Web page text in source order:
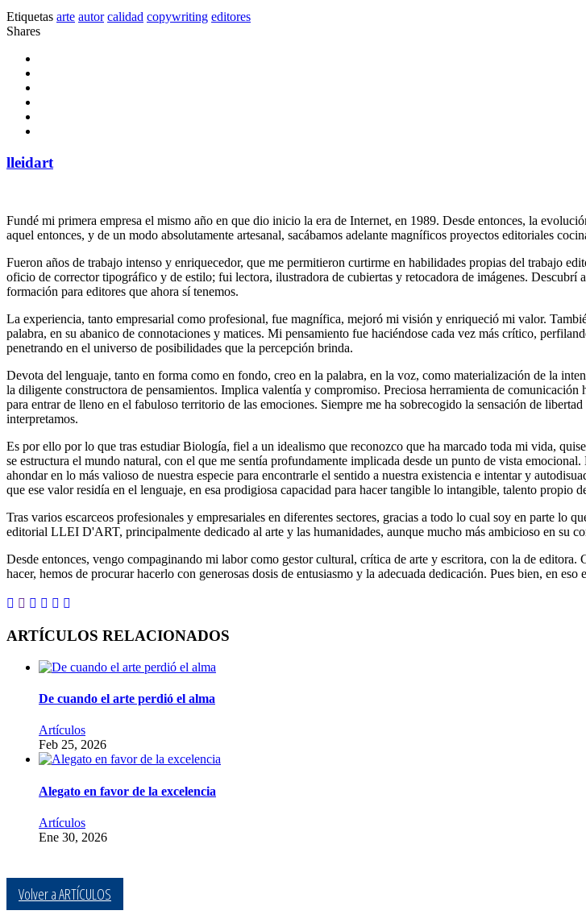
Etiquetas arte autor calidad copywriting editores
Shares
lleidart
Fundé mi primera empresa el mismo año en que dio inicio la era de Internet, en 1989. Desde entonces, la
aquel entonces, y de un modo absolutamente artesanal, sacábamos adelante magníficos proyectos editoriales
Fueron años de trabajo intenso y enriquecedor, que me permitieron curtirme en habilidades propias del trabajo
oficio de corrector tipográfico y de estilo; fui lectora, ilustradora de cubiertas y retocadora de imágenes.
formación para editores que ahora sí tenemos.
La experiencia, tanto empresarial como profesional, fue magnífica, mejoró mi visión y enriqueció mi valor.
palabra, en su abanico de connotaciones y matices. Mi pensamiento fue haciéndose cada vez más crítico,
penetrando en el universo de posibilidades que la percepción brinda.
Devota del lenguaje, tanto en forma como en fondo, creo en la palabra, en la voz, como materialización de la
la diligente constructora de pensamientos. Implica valentía y compromiso. Preciosa herramienta de
para entrar de lleno en el fabuloso territorio de las emociones. Siempre me ha sobrecogido la sensación de
interpretamos.
Es por ello por lo que tras estudiar Biología, fiel a un idealismo que reconozco que ha marcado toda mi vida,
se estructura el mundo natural, con el que me sentía profundamente implicada desde un punto de vista
ahondar en lo más valioso de nuestra especie para encontrarle el sentido a nuestra existencia e intentar y
que ese valor residía en el lenguaje, en esa prodigiosa capacidad para hacer tangible lo intangible, talento propio
Tras varios escarceos profesionales y empresariales en diferentes sectores, gracias a todo lo cual soy en parte lo
editorial LLEI D'ART, principalmente dedicado al arte y las humanidades, aunque mucho más ambicioso en su
Desde entonces, vengo compaginando mi labor como gestor cultural, crítica de arte y escritora, con la de
hacer, hemos de procurar hacerlo con generosas dosis de entusiasmo y la adecuada dedicación. Pues bien, en eso
ARTÍCULOS RELACIONADOS
De cuando el arte perdió el alma
Artículos
Feb 25, 2026
Alegato en favor de la excelencia
Artículos
Ene 30, 2026
Volver a ARTÍCULOS